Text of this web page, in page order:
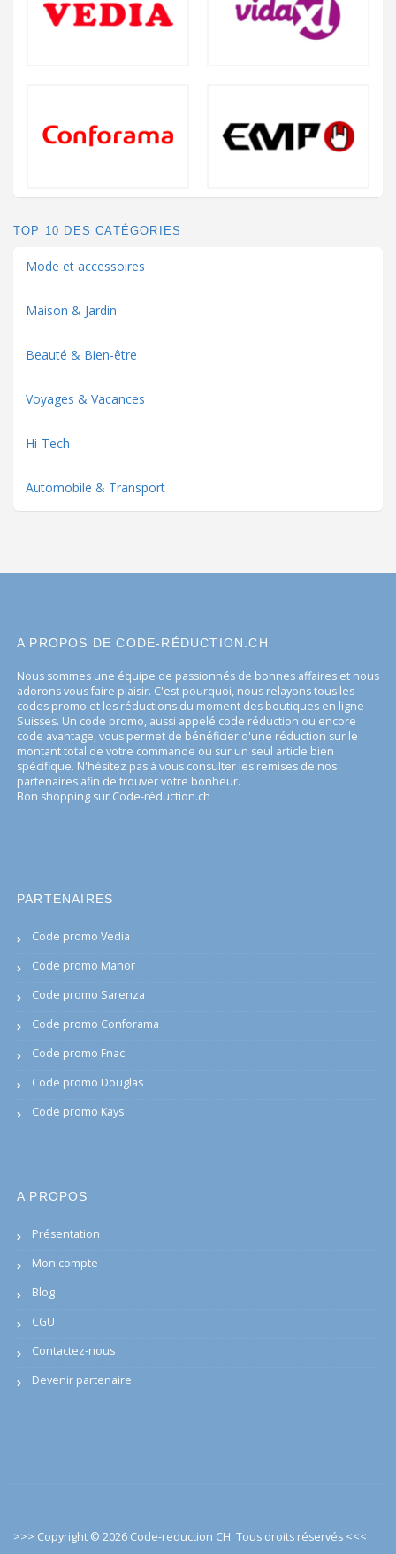
TOP 10 DES CATÉGORIES
Mode et accessoires
Maison & Jardin
Beauté & Bien-être
Voyages & Vacances
Hi-Tech
Automobile & Transport
A PROPOS DE CODE-RÉDUCTION.CH
Nous sommes une équipe de passionnés de bonnes affaires et nous
adorons vous faire plaisir. C'est pourquoi, nous relayons tous les
codes promo et les réductions du moment des boutiques en ligne
Suisses. Un code promo, aussi appelé code réduction ou encore
code avantage, vous permet de bénéficier d'une réduction sur le
montant total de votre commande ou sur un seul article bien
spécifique. N'hésitez pas à vous consulter les remises de nos
partenaires afin de trouver votre bonheur.
Bon shopping sur Code-réduction.ch
PARTENAIRES
Code promo Vedia
Code promo Manor
Code promo Sarenza
Code promo Conforama
Code promo Fnac
Code promo Douglas
Code promo Kays
A PROPOS
Présentation
Mon compte
Blog
CGU
Contactez-nous
Devenir partenaire
>>> Copyright © 2026 Code-reduction CH. Tous droits réservés <<<